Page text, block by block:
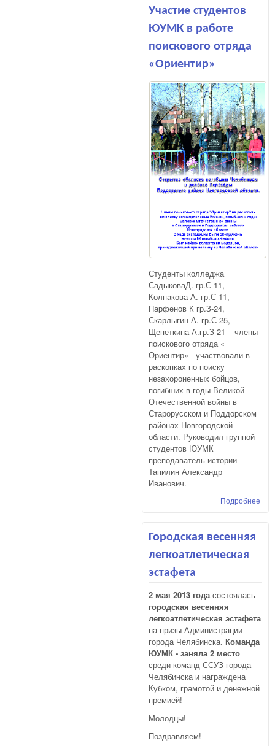
Участие студентов
ЮУМК в работе
поискового отряда
«Ориентир»
Студенты колледжа
СадыковаД. гр.С-11,
Колпакова А. гр.С-11,
Парфенов К гр.З-24,
Скарлыгин А. гр.С-25,
Щепеткина А.гр.З-21 – члены
поискового отряда «
Ориентир» - участвовали в
раскопках по поиску
незахороненных бойцов,
погибших в годы Великой
Отечественной войны в
Старорусском и Поддорском
районах Новгородской
области. Руководил группой
студентов ЮУМК
преподаватель истории
Тапилин Александр
Иванович.
Подробнее
Городская весенняя
легкоатлетическая
эстафета
2 мая 2013 годасостоялась
городская весенняя
легкоатлетическая эстафета
на призы Администрации
города Челябинска. Команда
ЮУМК - заняла 2 место
среди команд ССУЗ города
Челябинска и награждена
Кубком, грамотой и денежной
премией!
Молодцы!
Поздравляем!